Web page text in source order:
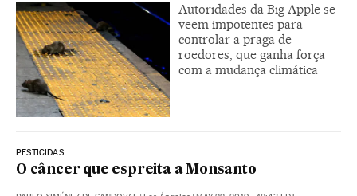
Autoridades da Big Apple se
veem impotentes para
controlar a praga de
roedores, que ganha força
com a mudança climática
PESTICIDAS
O câncer que espreita a Monsanto